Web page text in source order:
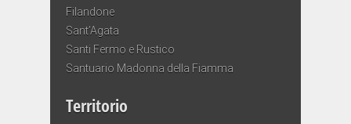
Filandone
Sant’Agata
Santi Fermo e Rustico
Santuario Madonna della Fiamma
Territorio